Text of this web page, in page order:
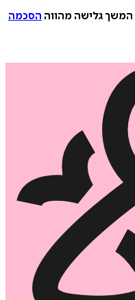
המשך גלישה מהווה הסכמה